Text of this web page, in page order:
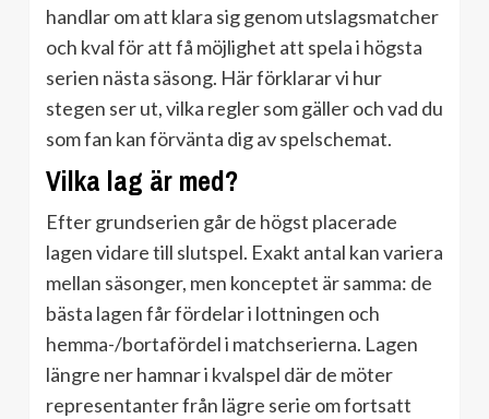
handlar om att klara sig genom utslagsmatcher
och kval för att få möjlighet att spela i högsta
serien nästa säsong. Här förklarar vi hur
stegen ser ut, vilka regler som gäller och vad du
som fan kan förvänta dig av spelschemat.
Vilka lag är med?
Efter grundserien går de högst placerade
lagen vidare till slutspel. Exakt antal kan variera
mellan säsonger, men konceptet är samma: de
bästa lagen får fördelar i lottningen och
hemma-/bortafördel i matchserierna. Lagen
längre ner hamnar i kvalspel där de möter
representanter från lägre serie om fortsatt